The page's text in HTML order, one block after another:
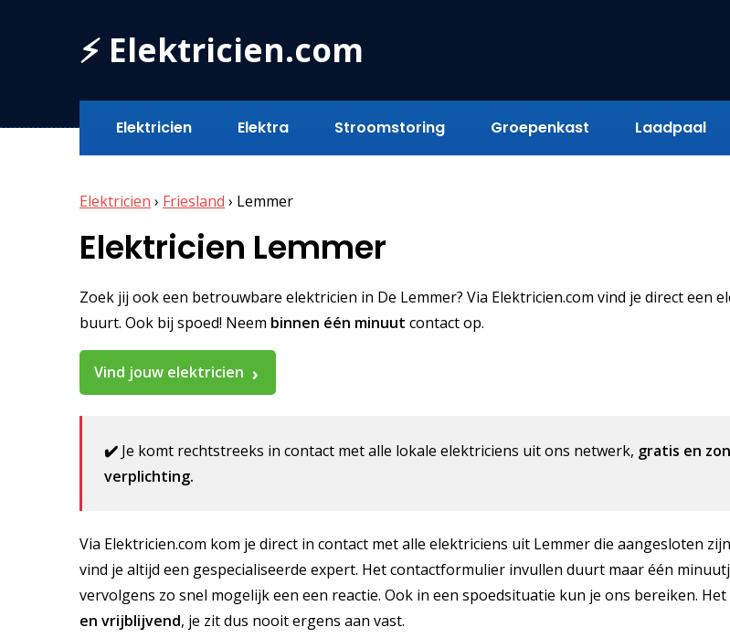
⚡ Elektricien.com
Elektricien Elektra Stroomstoring Groepenkast Laadpaal
Elektricien › Friesland › Lemmer
Elektricien Lemmer
Zoek jij ook een betrouwbare elektricien in De Lemmer? Via Elektricien.com vind je direct een
buurt. Ook bij spoed! Neem binnen één minuut contact op.
Vind jouw elektricien
✔️ Je komt rechtstreeks in contact met alle lokale elektriciens uit ons netwerk, gratis en
verplichting.
Via Elektricien.com kom je direct in contact met alle elektriciens uit Lemmer die aangesloten
vind je altijd een gespecialiseerde expert. Het contactformulier invullen duurt maar één
vervolgens zo snel mogelijk een een reactie. Ook in een spoedsituatie kun je ons bereiken. Het
en vrijblijvend, je zit dus nooit ergens aan vast.